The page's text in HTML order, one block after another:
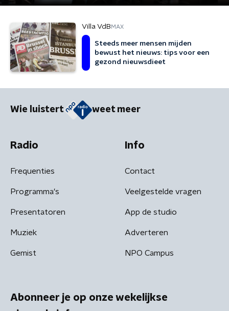
Villa VdB MAX
Steeds meer mensen mijden
bewust het nieuws: tips voor een
gezond nieuwsdieet
Wie luistert weet meer
Radio
Frequenties
Programma's
Presentatoren
Muziek
Gemist
Info
Contact
Veelgestelde vragen
App de studio
Adverteren
NPO Campus
Abonneer je op onze wekelijkse